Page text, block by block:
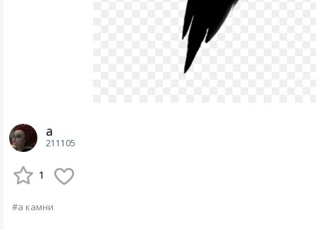
а
211105
1
#а камни